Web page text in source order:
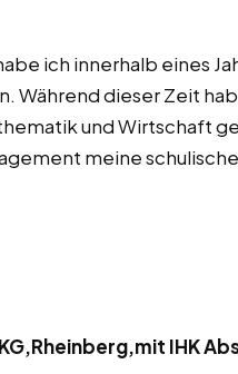
ich innerhalb eines
Während dieser Zeit
und Wirtschaft
meine
IHK